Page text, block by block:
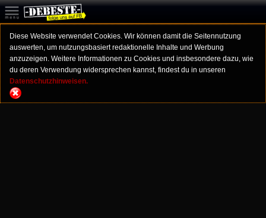
Diese Website verwendet Cookies. Wir können damit die Seitennutzung
auswerten, um nutzungsbasiert redaktionelle Inhalte und Werbung
anzuzeigen. Weitere Informationen zu Cookies und insbesondere dazu, wie
du deren Verwendung widersprechen kannst, findest du in unseren
Datenschutzhinweisen.